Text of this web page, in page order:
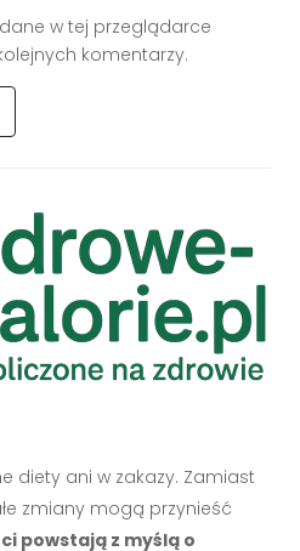
w tej przeglądarce
komentarzy.
diety ani w zakazy. Zamiast
zmiany mogą przynieść
powstają z myślą o